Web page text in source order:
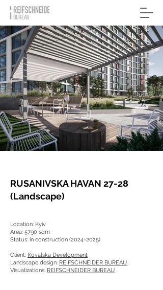
RUSANIVSKA HAVAN 27-28
(Landscape)
Location: Kyiv
Area: 5790 sqm
Status: in construction (2024-2025)
Client: Kovalska Development
Landscape design: REIFSCHNEIDER BUREAU
Visualizations: REIFSCHNEIDER BUREAU